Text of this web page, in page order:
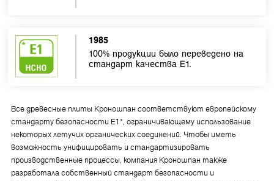
1985
100% продукции было переведено на
стандарт качества Е1.
Все древесные плиты Кроношпан соответствуют европейскому
стандарту безопасности E1*, ограничивающему использование
некоторых летучих органических соединений. Чтобы иметь
возможность унифицировать и стандартизировать
производственные процессы, компания Кроношпан также
разработала собственный стандарт безопасности и